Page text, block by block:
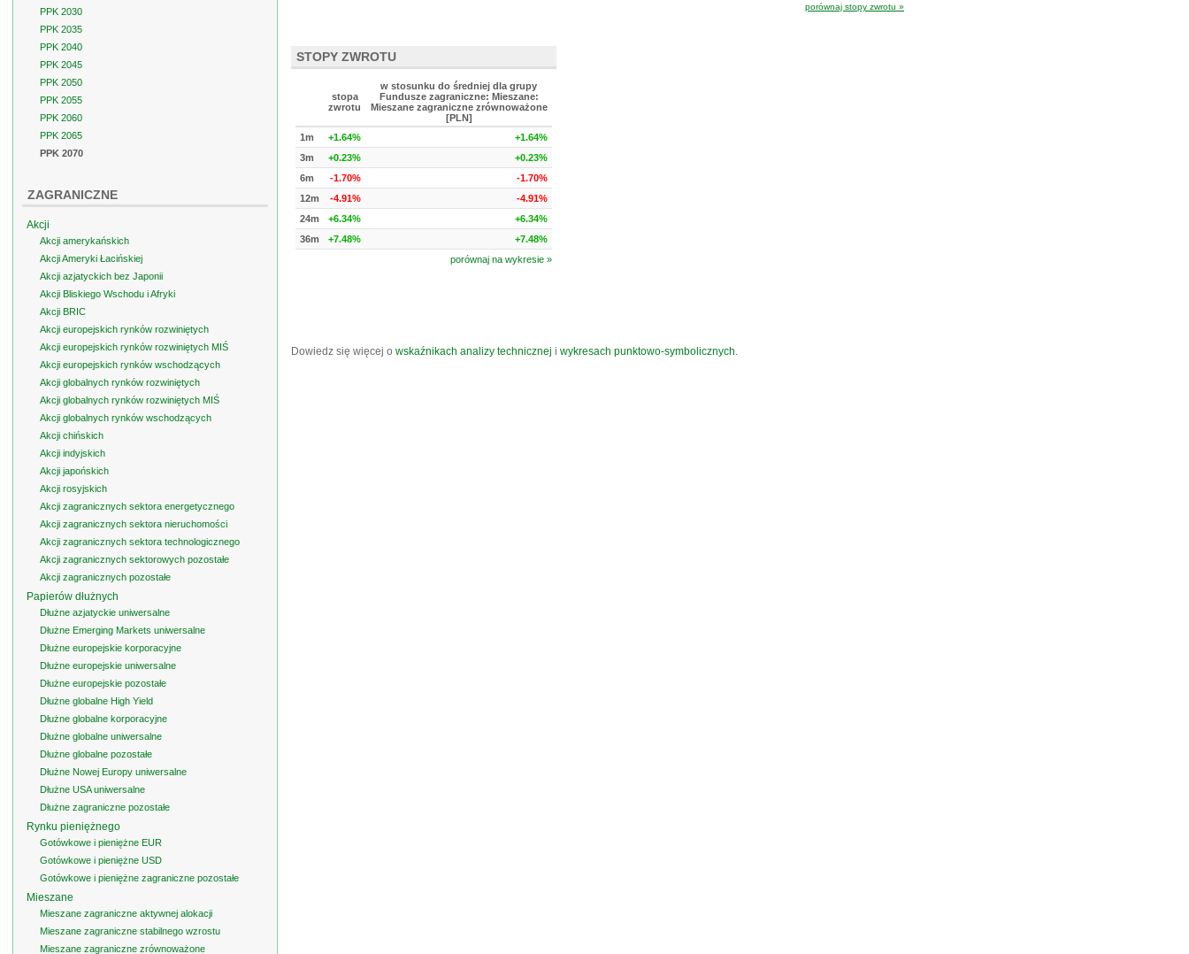
porównaj stopy zwrotu »
STOPY ZWROTU
stopa
zwrotu
w stosunku do średniej dla grupy
Fundusze zagraniczne: Mieszane:
Mieszane zagraniczne zrównoważone
[PLN]
1m
+1.64%
+1.64%
3m
+0.23%
+0.23%
6m
-1.70%
-1.70%
12m
-4.91%
-4.91%
24m
+6.34%
+6.34%
36m
+7.48%
+7.48%
porównaj na wykresie »
Dowiedz się więcej o wskaźnikach analizy technicznej i wykresach punktowo-symbolicznych.
PPK 2030
PPK 2035
PPK 2040
PPK 2045
PPK 2050
PPK 2055
PPK 2060
PPK 2065
PPK 2070
ZAGRANICZNE
Akcji
Akcji amerykańskich
Akcji Ameryki Łacińskiej
Akcji azjatyckich bez Japonii
Akcji Bliskiego Wschodu i Afryki
Akcji BRIC
Akcji europejskich rynków rozwiniętych
Akcji europejskich rynków rozwiniętych MIŚ
Akcji europejskich rynków wschodzących
Akcji globalnych rynków rozwiniętych
Akcji globalnych rynków rozwiniętych MIŚ
Akcji globalnych rynków wschodzących
Akcji chińskich
Akcji indyjskich
Akcji japońskich
Akcji rosyjskich
Akcji zagranicznych sektora energetycznego
Akcji zagranicznych sektora nieruchomości
Akcji zagranicznych sektora technologicznego
Akcji zagranicznych sektorowych pozostałe
Akcji zagranicznych pozostałe
Papierów dłużnych
Dłużne azjatyckie uniwersalne
Dłużne Emerging Markets uniwersalne
Dłużne europejskie korporacyjne
Dłużne europejskie uniwersalne
Dłużne europejskie pozostałe
Dłużne globalne High Yield
Dłużne globalne korporacyjne
Dłużne globalne uniwersalne
Dłużne globalne pozostałe
Dłużne Nowej Europy uniwersalne
Dłużne USA uniwersalne
Dłużne zagraniczne pozostałe
Rynku pieniężnego
Gotówkowe i pieniężne EUR
Gotówkowe i pieniężne USD
Gotówkowe i pieniężne zagraniczne pozostałe
Mieszane
Mieszane zagraniczne aktywnej alokacji
Mieszane zagraniczne stabilnego wzrostu
Mieszane zagraniczne zrównoważone